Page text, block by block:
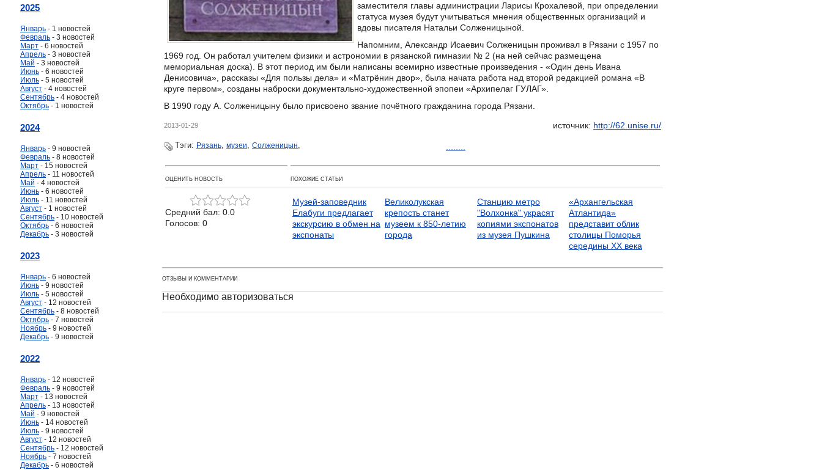
2025
Январь - 1 новостей
Февраль - 3 новостей
Март - 6 новостей
Апрель - 3 новостей
Май - 3 новостей
Июнь - 6 новостей
Июль - 5 новостей
Август - 4 новостей
Сентябрь - 4 новостей
Октябрь - 1 новостей
2024
Январь - 9 новостей
Февраль - 8 новостей
Март - 15 новостей
Апрель - 11 новостей
Май - 4 новостей
Июнь - 6 новостей
Июль - 11 новостей
Август - 1 новостей
Сентябрь - 10 новостей
Октябрь - 6 новостей
Декабрь - 3 новостей
2023
Январь - 6 новостей
Июнь - 9 новостей
Июль - 5 новостей
Август - 12 новостей
Сентябрь - 8 новостей
Октябрь - 7 новостей
Ноябрь - 9 новостей
Декабрь - 9 новостей
2022
Январь - 12 новостей
Февраль - 9 новостей
Март - 13 новостей
Апрель - 13 новостей
Май - 9 новостей
Июнь - 14 новостей
Июль - 9 новостей
Август - 12 новостей
Сентябрь - 12 новостей
Ноябрь - 7 новостей
Декабрь - 6 новостей
заместителя главы администрации Ларисы Крохалевой, при определении
статуса музея будут учитываться мнения общественных организаций и
вдовы писателя Натальи Солженицыной.
Напомним, Александр Исаевич Солженицын проживал в Рязани с 1957 по
1969 год. Он работал учителем физики и астрономии в рязанской гимназии № 2 (на ней сейчас размещена
мемориальная доска). В этот период им были написаны всемирно известные произведения - «Один день Ивана
Денисовича», рассказы «Для пользы дела» и «Матрёнин двор», была начата работа над второй редакцией романа «В
круге первом», созданы наброски документально-художественной эпопеи «Архипелаг ГУЛАГ».
В 1990 году А. Солженицыну было присвоено звание почётного гражданина города Рязани.
2013-01-29 источник: http://62.unise.ru/
Тэги: Рязань, музеи, Солженицын,
ОЦЕНИТЬ НОВОСТЬ
Средний бал: 0.0
Голосов: 0
ПОХОЖИЕ СТАТЬИ
Музей-заповедник
Елабуги предлагает
экскурсию в обмен на
экспонаты
Великолукская
крепость станет
музеем к 850-летию
города
Станцию метро
"Волхонка" украсят
копиями экспонатов
из музея Пушкина
«Архангельская
Атлантида»
представит облик
столицы Поморья
середины ХХ века
ОТЗЫВЫ И КОММЕНТАРИИ
Необходимо авторизоваться